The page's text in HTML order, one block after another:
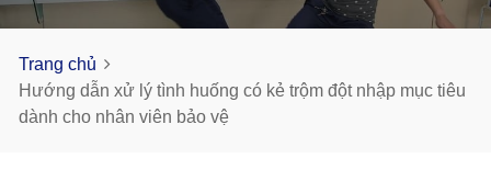
Trang chủ
Hướng dẫn xử lý tình huống có kẻ trộm đột nhập mục tiêu
dành cho nhân viên bảo vệ